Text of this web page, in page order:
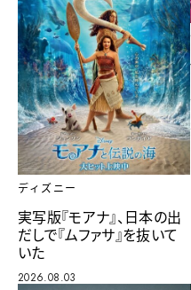
ディズニー
実写版『モアナ』、日本の出
だしで『ムファサ』を抜いて
いた
2026.08.03